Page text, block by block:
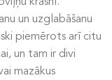
un uzglabāšanu
piemērots arī citu
un tam ir divi
mazākus